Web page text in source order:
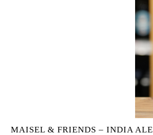
MAISEL & FRIENDS – INDIA ALE